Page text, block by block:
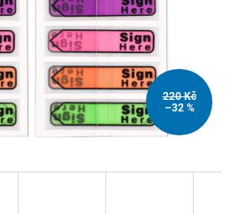
220 Kč
–32 %